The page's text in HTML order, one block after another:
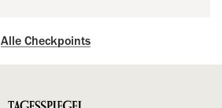
Alle Checkpoints